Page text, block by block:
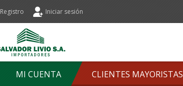
Registro Iniciar sesión
MI CUENTA CLIENTES MAYORISTAS